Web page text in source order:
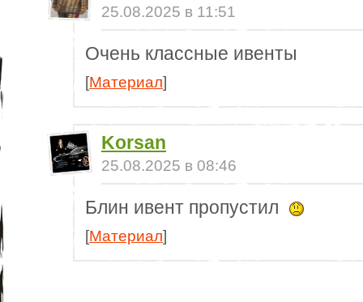
25.08.2025 в 11:51
Очень классные ивенты
[Материал]
Korsan
25.08.2025 в 08:46
Блин ивент пропустил
[Материал]